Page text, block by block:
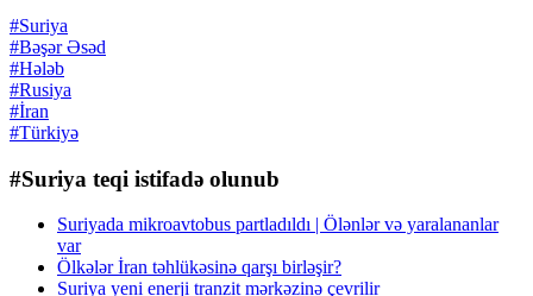
#Suriya
#Bəşər Əsəd
#Hələb
#Rusiya
#İran
#Türkiyə
#Suriya teqi istifadə olunub
Suriyada mikroavtobus partladıldı | Ölənlər və yaralananlar
var
Ölkələr İran təhlükəsinə qarşı birləşir?
Suriya yeni enerji tranzit mərkəzinə çevrilir